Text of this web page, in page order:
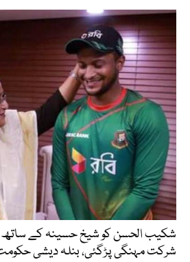
شکیب الحسن کو شیخ حسینہ کے ساتھ
شرکت مہنگی پڑگئی، بنلہ دیشی